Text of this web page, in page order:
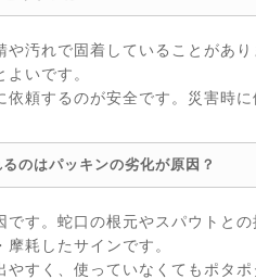
汚れで固着していることがあ
いです。
頼するのが安全です。災害時
のはパッキンの劣化が原因？
す。蛇口の根元やスパウトと
耗したサインです。
すく、使っていなくてもポタ